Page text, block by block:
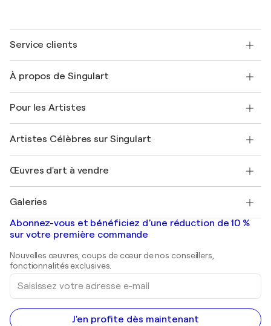
Service clients
Expédition
Offrir une carte cadeau
Rejoignez notre programme commercial
Mon compte
+33 1 76 44 06 42
À propos de Singulart
FAQ
Magazine Singulart
Emplois
Découvrez une sélection d'art original
Pour les Artistes
Se connecter en tant qu'Artiste
Artistes Célèbres sur Singulart
Marc Chagall
Banksy
Mr. Brainwash
Shepard Fairey
Œuvres d'art à vendre
Tableaux abstraits à vendre
Peintures de paysage
Estampes
Peintures acryliques
Galeries
Galeries d'art en France
Galeries d'art en Belgique
Abonnez-vous et bénéficiez d’une réduction de 10 %
sur votre première commande
Nouvelles œuvres, coups de cœur de nos conseillers,
fonctionnalités exclusives.
Saisissez
votre
adresse
e-
mail
J'en profite dès maintenant